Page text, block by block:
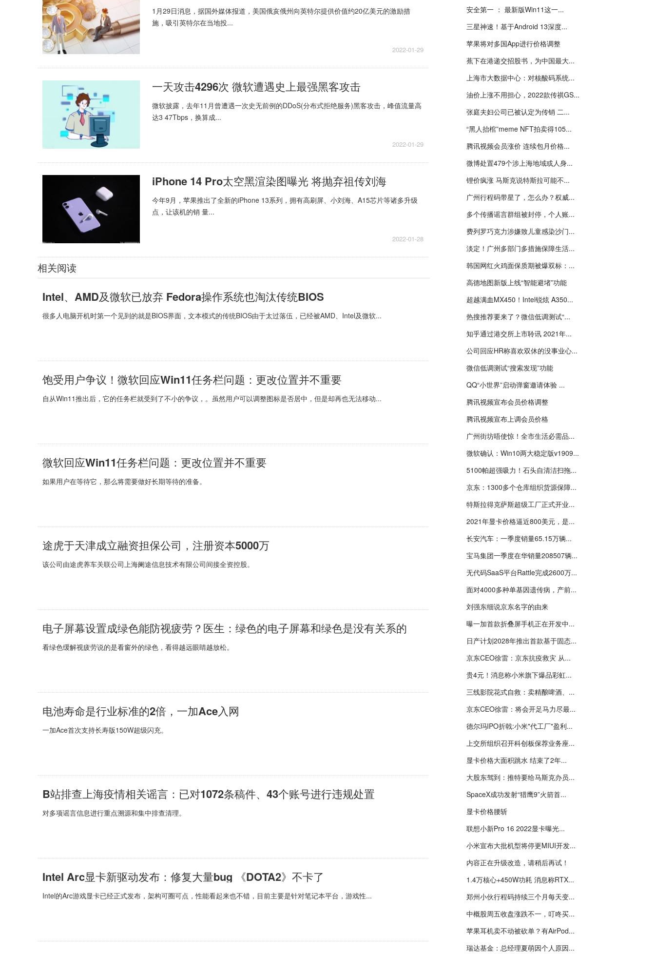
1月29日消息，据国外媒体报道，美国俄亥俄州向英特尔提供价值约20亿美元的激励措
施，吸引英特尔在当地投...
2022-01-29
一天攻击4296次 微软遭遇史上最强黑客攻击
微软披露，去年11月曾遭遇一次史无前例的DDoS(分布式拒绝服务)黑客攻击，峰值流量高
达3 47Tbps，换算成...
2022-01-29
iPhone 14 Pro太空黑渲染图曝光 将抛弃祖传刘海
今年9月，苹果推出了全新的iPhone 13系列，拥有高刷屏、小刘海、A15芯片等诸多升级
点，让该机的销 量...
2022-01-28
相关阅读
Intel、AMD及微软已放弃 Fedora操作系统也淘汰传统BIOS
很多人电脑开机时第一个见到的就是BIOS界面，文本模式的传统BIOS由于太过落伍，已经被AMD、Intel及微软...
饱受用户争议！微软回应Win11任务栏问题：更改位置并不重要
自从Win11推出后，它的任务栏就受到了不小的争议，。虽然用户可以调整图标是否居中，但是却再也无法移动...
微软回应Win11任务栏问题：更改位置并不重要
如果用户在等待它，那么将需要做好长期等待的准备。
途虎于天津成立融资担保公司，注册资本5000万
该公司由途虎养车关联公司上海阑途信息技术有限公司间接全资控股。
电子屏幕设置成绿色能防视疲劳？医生：绿色的电子屏幕和绿色是没有关系的
看绿色缓解视疲劳说的是看窗外的绿色，看得越远眼睛越放松。
电池寿命是行业标准的2倍，一加Ace入网
一加Ace首次支持长寿版150W超级闪充。
B站排查上海疫情相关谣言：已对1072条稿件、43个账号进行违规处置
对多项谣言信息进行重点溯源和集中排查清理。
Intel Arc显卡新驱动发布：修复大量bug 《DOTA2》不卡了
Intel的Arc游戏显卡已经正式发布，架构可圈可点，性能看起来也不错，目前主要是针对笔记本平台，游戏性...
安全第一 ： 最新版Win11这一...
三星神速！基于Android 13深度...
苹果将对多国App进行价格调整
蕉下在港递交招股书，为中国最大...
上海市大数据中心：对核酸码系统...
油价上涨不用担心，2022款传祺GS...
张庭夫妇公司已被认定为传销 二...
“黑人抬棺”meme NFT拍卖得105...
腾讯视频会员涨价 连续包月价格...
微博处置479个涉上海地域或人身...
锂价疯涨 马斯克说特斯拉可能不...
广州行程码带星了，怎么办？权威...
多个传播谣言群组被封停，个人账...
费列罗巧克力涉嫌致儿童感染沙门...
淡定！广州多部门多措施保障生活...
韩国网红火鸡面保质期被爆双标：...
高德地图新版上线“智能避堵”功能
超越满血MX450！Intel锐炫 A350...
热搜推荐要来了？微信低调测试“...
知乎通过港交所上市聆讯 2021年...
公司回应HR称喜欢双休的没事业心...
微信低调测试“搜索发现”功能
QQ“小世界”启动弹窗邀请体验 ...
腾讯视频宣布会员价格调整
腾讯视频宣布上调会员价格
广州街坊唔使惊！全市生活必需品...
微软确认：Win10两大稳定版v1909...
5100帕超强吸力！石头自清洁扫拖...
京东：1300多个仓库组织货源保障...
特斯拉得克萨斯超级工厂正式开业...
2021年显卡价格逼近800美元，是...
长安汽车：一季度销量65.15万辆...
宝马集团一季度在华销量208507辆...
无代码SaaS平台Rattle完成2600万...
面对4000多种单基因遗传病，产前...
刘强东细说京东名字的由来
曝一加首款折叠屏手机正在开发中...
日产计划2028年推出首款基于固态...
京东CEO徐雷：京东抗疫救灾 从...
贵4元！消息称小米旗下爆品彩虹...
三线影院花式自救：卖精酿啤酒、...
京东CEO徐雷：将会开足马力尽最...
德尔玛IPO折戟:小米"代工厂"盈利...
上交所组织召开科创板保荐业务座...
显卡价格大面积跳水 结束了2年...
大股东驾到：推特要给马斯克办员...
SpaceX成功发射“猎鹰9”火箭首...
显卡价格腰斩
联想小新Pro 16 2022显卡曝光...
小米宣布大批机型将停更MIUI开发...
内容正在升级改造，请稍后再试！
1.4万核心+450W功耗 消息称RTX...
郑州小伙行程码持续三个月每天变...
中概股周五收盘涨跌不一，叮咚买...
苹果耳机卖不动被砍单？有AirPod...
瑞达基金：总经理夏萌因个人原因...